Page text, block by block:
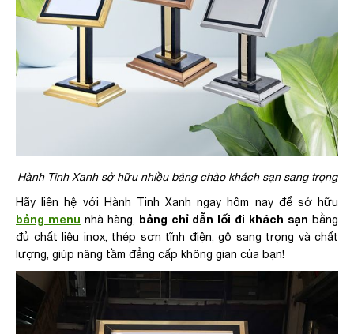
Hành Tinh Xanh sở hữu nhiều bảng chào khách sạn sang trọng
Hãy liên hệ với Hành Tinh Xanh ngay hôm nay để sở hữu
bảng menu nhà hàng, bảng chỉ dẫn lối đi khách sạn bằng
đủ chất liệu inox, thép sơn tĩnh điện, gỗ sang trọng và chất
lượng, giúp nâng tầm đẳng cấp không gian của bạn!